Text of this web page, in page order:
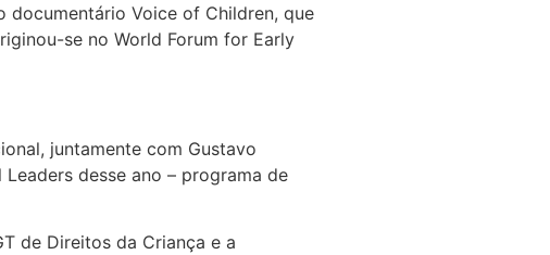
documentário Voice of Children, que
se no World Forum for Early
juntamente com Gustavo
desse ano – programa de
de Direitos da Criança e a